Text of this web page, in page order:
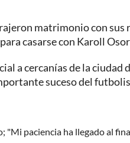
matrimonio con sus
casarse con Karoll
a cercanías de la ciudad
suceso del
"Mi paciencia ha llegado al